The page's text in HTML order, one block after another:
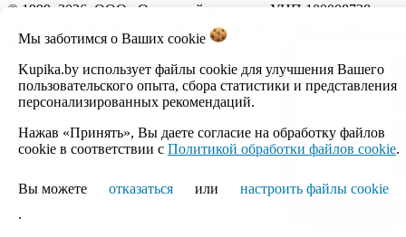
Мы заботимся о Ваших cookie
Kupika.by использует файлы cookie для улучшения Вашего
пользовательского опыта, сбора статистики и представления
персонализированных рекомендаций.
Нажав «Принять», Вы даете согласие на обработку файлов
cookie в соответствии с Политикой обработки файлов cookie.
Вы можете отказаться или
настроить файлы cookie
.
© 1999–2026, ООО «Открытый контакт». УНП 100008738.
Республика Беларусь, г.Минск, ул.Кальварийская, 17-518.
Время работы с 09:00 до 18:00.
Настройка cookie